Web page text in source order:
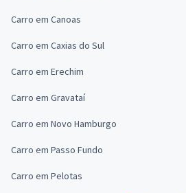
Carro em Canoas
Carro em Caxias do Sul
Carro em Erechim
Carro em Gravataí
Carro em Novo Hamburgo
Carro em Passo Fundo
Carro em Pelotas